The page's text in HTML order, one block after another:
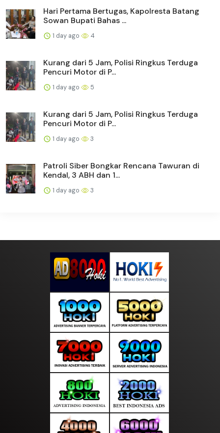
Hari Pertama Bertugas, Kapolresta Batang
Sowan Bupati Bahas ...
1 day ago 4
Kurang dari 5 Jam, Polisi Ringkus Terduga
Pencuri Motor di P...
1 day ago 5
Kurang dari 5 Jam, Polisi Ringkus Terduga
Pencuri Motor di P...
1 day ago 3
Patroli Siber Bongkar Rencana Tawuran di
Kendal, 3 ABH dan 1...
1 day ago 3